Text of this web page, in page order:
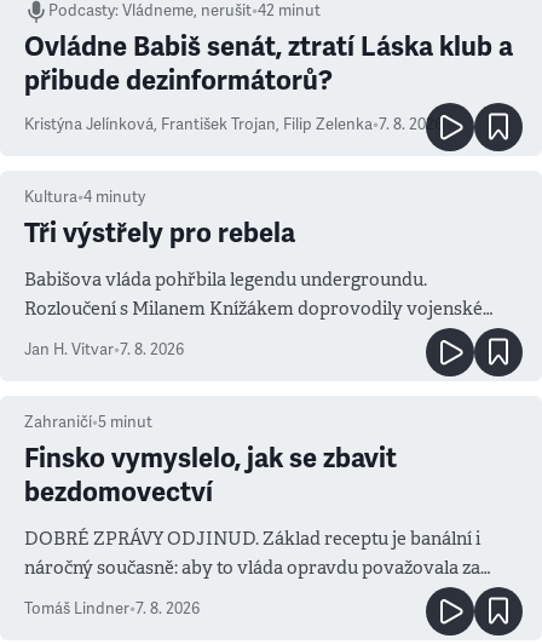
Podcasty:Vládneme, nerušit•42 minut
Ovládne Babiš senát, ztratí Láska klub a
přibude dezinformátorů?
Kristýna Jelínková, František Trojan, Filip Zelenka•7. 8. 2026
Kultura•4 minuty
Tři výstřely pro rebela
Babišova vláda pohřbila legendu undergroundu.
Rozloučení s Milanem Knížákem doprovodily vojenské
salvy i kritika pokrokářů
Jan H. Vitvar•7. 8. 2026
Zahraničí•5 minut
Finsko vymyslelo, jak se zbavit
bezdomovectví
DOBRÉ ZPRÁVY ODJINUD. Základ receptu je banální i
náročný současně: aby to vláda opravdu považovala za
prioritu
Tomáš Lindner•7. 8. 2026